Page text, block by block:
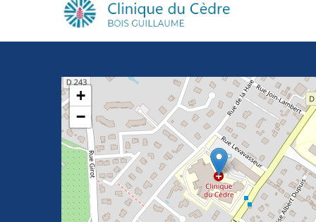
+
−